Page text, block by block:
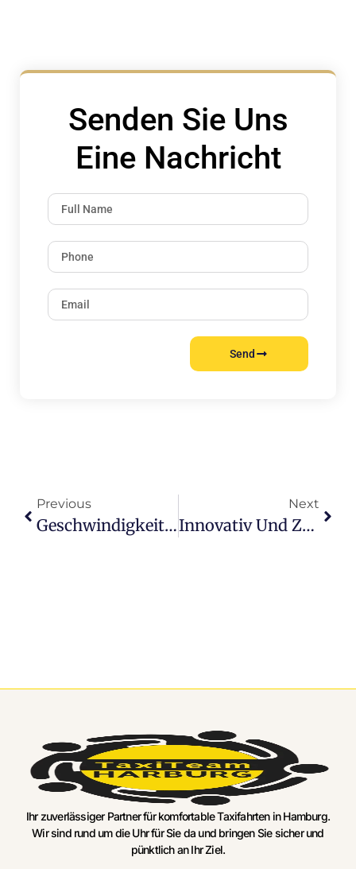
Senden Sie Uns
Eine Nachricht
Send
Previous
Geschwindigkeit Und Zuverlässigkeit: Taxi Hamburg Rahlstedt Im Fokus
Next
Innovativ Und Zuverlässig: Taxi Hamburg Schnelsen Für Deine Fahrt
Ihr zuverlässiger Partner für komfortable Taxifahrten in Hamburg.
Wir sind rund um die Uhr für Sie da und bringen Sie sicher und
pünktlich an Ihr Ziel.